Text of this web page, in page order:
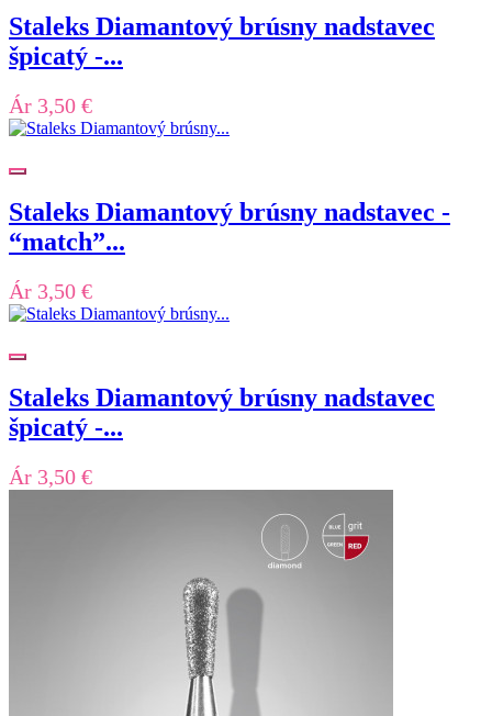
Staleks Diamantový brúsny nadstavec
špicatý -...
Ár 3,50 €
Staleks Diamantový brúsny nadstavec -
“match”...
Ár 3,50 €
Staleks Diamantový brúsny nadstavec
špicatý -...
Ár 3,50 €